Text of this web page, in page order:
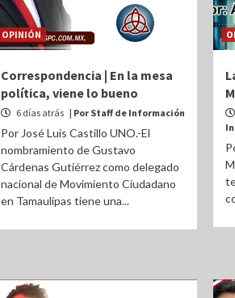
OPINIÓN
Correspondencia | En la mesa
política, viene lo bueno
6 días atrás | Por Staff de Información
Por José Luis Castillo UNO.-El
nombramiento de Gustavo
Cárdenas Gutiérrez como delegado
nacional de Movimiento Ciudadano
en Tamaulipas tiene una...